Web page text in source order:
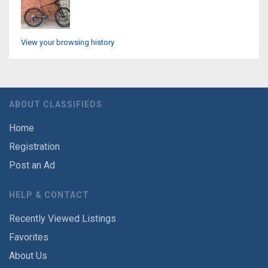
View your browsing history
ABOUT CLASSIFIEDS
Home
Registration
Post an Ad
HELP & CONTACT
Recently Viewed Listings
Favorites
About Us